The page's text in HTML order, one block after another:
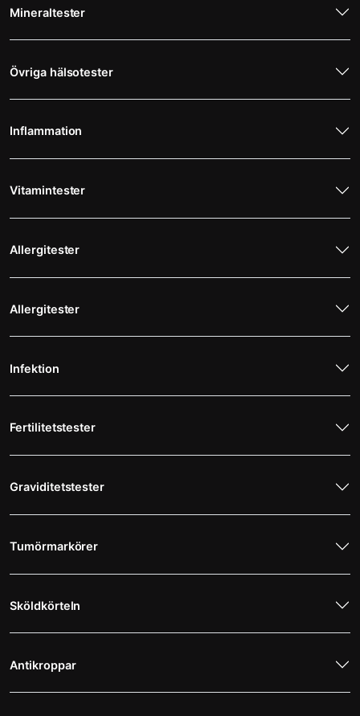
Mineraltester
Övriga hälsotester
Inflammation
Vitamintester
Allergitester
Allergitester
Infektion
Fertilitetstester
Graviditetstester
Tumörmarkörer
Sköldkörteln
Antikroppar